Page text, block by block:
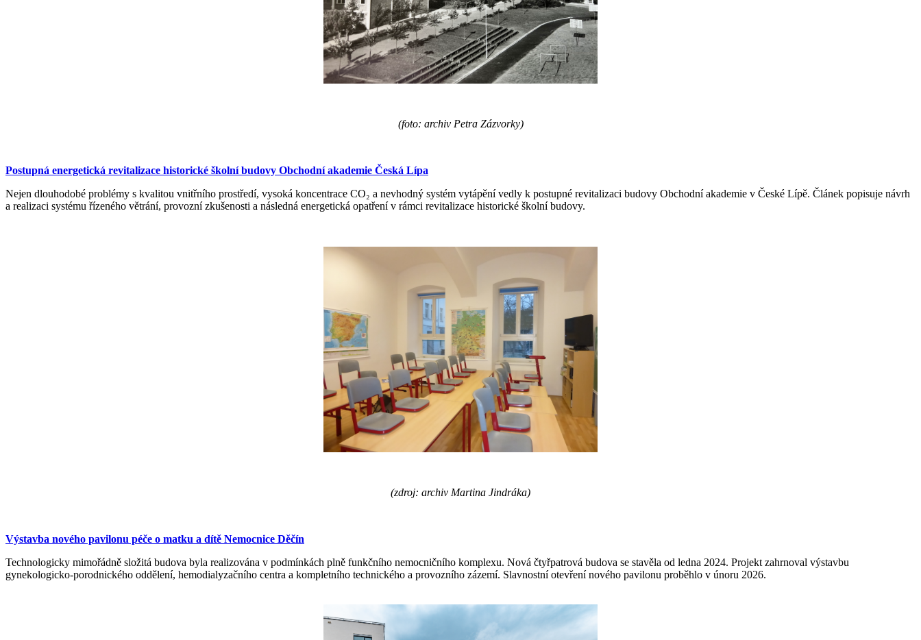
(foto: archiv Petra Zázvorky)
Postupná energetická revitalizace historické školní budovy Obchodní akademie Česká Lípa
Nejen dlouhodobé problémy s kvalitou vnitřního prostředí, vysoká koncentrace CO₂ a nevhodný systém vytápění vedly k postupné revitalizaci budovy Obchodní akademie v České Lípě. Článek popisuje návrh
a realizaci systému řízeného větrání, provozní zkušenosti a následná energetická opatření v rámci revitalizace historické školní budovy.
(zdroj: archiv Martina Jindráka)
Výstavba nového pavilonu péče o matku a dítě Nemocnice Děčín
Technologicky mimořádně složitá budova byla realizována v podmínkách plně funkčního nemocničního komplexu. Nová čtyřpatrová budova se stavěla od ledna 2024. Projekt zahrnoval výstavbu
gynekologicko-porodnického oddělení, hemodialyzačního centra a kompletního technického a provozního zázemí. Slavnostní otevření nového pavilonu proběhlo v únoru 2026.